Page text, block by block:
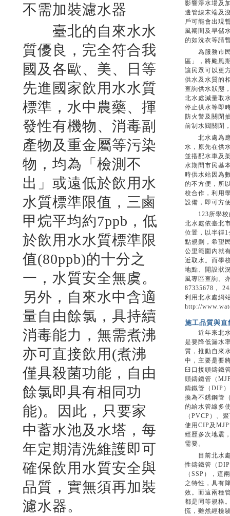
不需加裝濾水器
臺北的自來水水
質優良，完全符合我
國及各歐、美、日等
先進國家飲用水水質
標準，水中農藥、揮
發性有機物、消毒副
產物及重金屬等污染
物，均為「檢測不
出」或遠低於飲用水
水質標準限值，三鹵
甲烷平均約7ppb，低
於飲用水水質標準限
值(80ppb)的十分之
一，水質安全無虞。
另外，自來水中含適
量自由餘氯，具持續
消毒能力，無需煮沸
亦可直接飲用(煮沸
僅具殺菌功能，自由
餘氯即具有相同功
能)。因此，只要家
中蓄水池及水塔，每
年定期清洗維護即可
確保飲用水質安全與
品質，實無須再加裝
濾水器。
影響淨水場及
邊管線末端及
戶可能會出現
風期間及早儲
的如洗衣等請
為服務市民
區」，將颱風
讓民眾可以更
供水及水質的
查詢供水狀態
北水處減量取
停止供水等即
防火警及關閉
前制水閥關閉
北水處為應
水，原先在供
並搭配水車及
水期間市民基
時供水站因為
的不方便，所
校合作，利用
設備，即可方
123所學校
北水處依臺北
位置，以半徑
點規劃，希望
公里範圍內就
近取水。而學
地點、開設狀
風專區查詢。
87335678，
利用北水處網
http://
施工品質與直
近年來北水
是要降低漏水
質，推動自來
中，主要是要
臼口接頭鑄鐵
頭鑄鐵管（
鑄鐵管（DIP
換為不銹鋼管
的給水管線多
（PVCP）、
使用CIP及
經歷多次地震
需要。
目前北水處
性鑄鐵管（
（SSP），這
之特性，具有
效。而這兩種
都是同等規格
慌，雖然經檢